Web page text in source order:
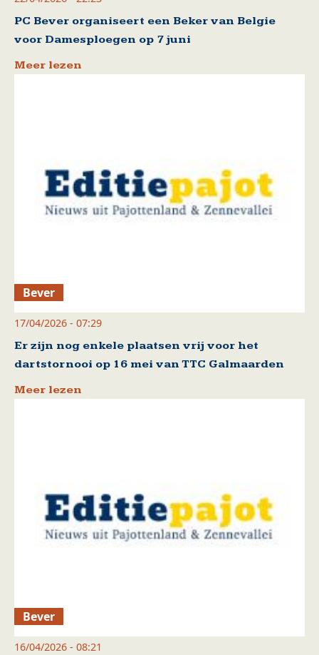
PC Bever organiseert een Beker van Belgie
voor Damesploegen op 7 juni
Meer lezen
Bever
17/04/2026 - 07:29
Er zijn nog enkele plaatsen vrij voor het
dartstornooi op 16 mei van TTC Galmaarden
Meer lezen
Bever
16/04/2026 - 08:21